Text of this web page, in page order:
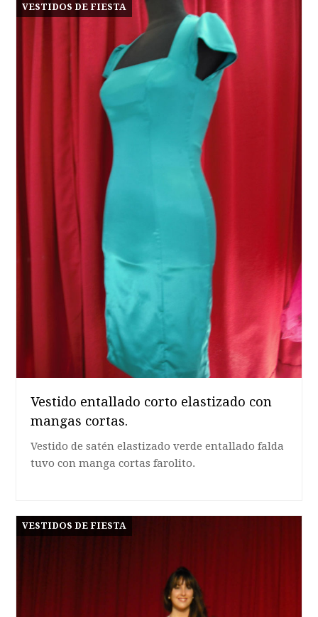
VESTIDOS DE FIESTA
Vestido entallado corto elastizado con
mangas cortas.
Vestido de satén elastizado verde entallado falda
tuvo con manga cortas farolito.
VESTIDOS DE FIESTA